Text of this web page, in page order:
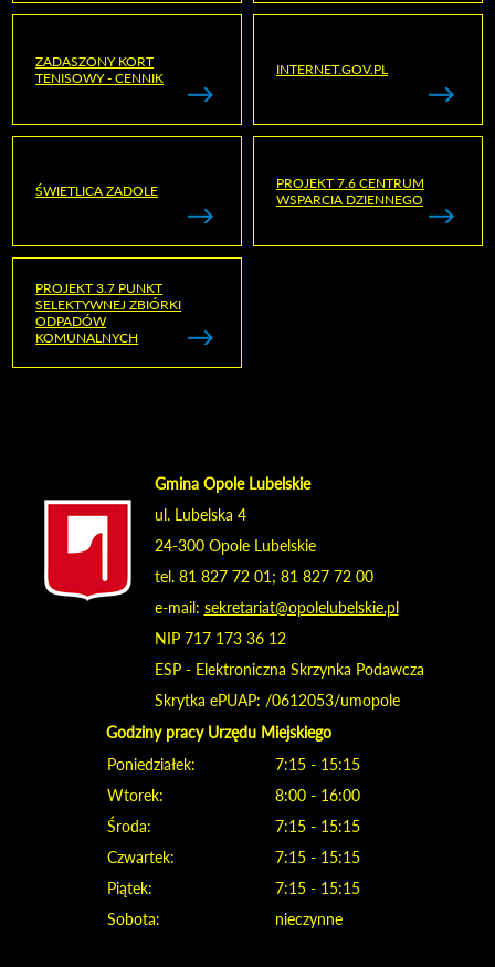
ZADASZONY KORT
TENISOWY - CENNIK
INTERNET.GOV.PL
ŚWIETLICA ZADOLE
PROJEKT 7.6 CENTRUM
WSPARCIA DZIENNEGO
PROJEKT 3.7 PUNKT
SELEKTYWNEJ ZBIÓRKI
ODPADÓW
KOMUNALNYCH
Gmina Opole Lubelskie
ul. Lubelska 4
24-300 Opole Lubelskie
tel. 81 827 72 01; 81 827 72 00
e-mail: sekretariat@opolelubelskie.pl
NIP 717 173 36 12
ESP - Elektroniczna Skrzynka Podawcza
Skrytka ePUAP: /0612053/umopole
Godziny pracy Urzędu Miejskiego
Poniedziałek:
Wtorek:
Środa:
Czwartek:
Piątek:
Sobota:
7:15 - 15:15
8:00 - 16:00
7:15 - 15:15
7:15 - 15:15
7:15 - 15:15
nieczynne